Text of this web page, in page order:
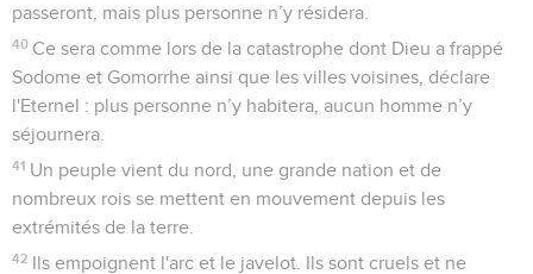
passeront, mais plus personne n’y résidera.
40 Ce sera comme lors de la catastrophe dont Dieu a frappé
Sodome et Gomorrhe ainsi que les villes voisines, déclare
l'Eternel : plus personne n’y habitera, aucun homme n’y
séjournera.
41 Un peuple vient du nord, une grande nation et de
nombreux rois se mettent en mouvement depuis les
extrémités de la terre.
42 Ils empoignent l'arc et le javelot. Ils sont cruels et ne